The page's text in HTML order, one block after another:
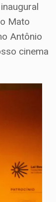
Mato
Antônio
cinema